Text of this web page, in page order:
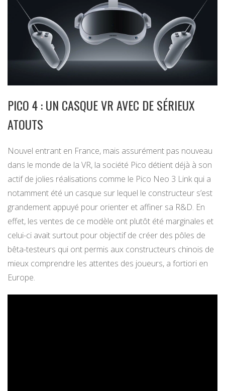
PICO 4 : UN CASQUE VR AVEC DE SÉRIEUX
ATOUTS
Nouvel entrant en France, mais assurément pas nouveau
dans le monde de la VR, la société Pico détient déjà à son
actif de jolies réalisations comme le Pico Neo 3 Link qui a
notamment été un casque sur lequel le constructeur s’est
grandement appuyé pour orienter et affiner sa R&D. En
effet, les ventes de ce modèle ont plutôt été marginales et
celui-ci avait surtout pour objectif de créer des pôles de
bêta-testeurs qui ont permis aux constructeurs chinois de
mieux comprendre les attentes des joueurs, a fortiori en
Europe.